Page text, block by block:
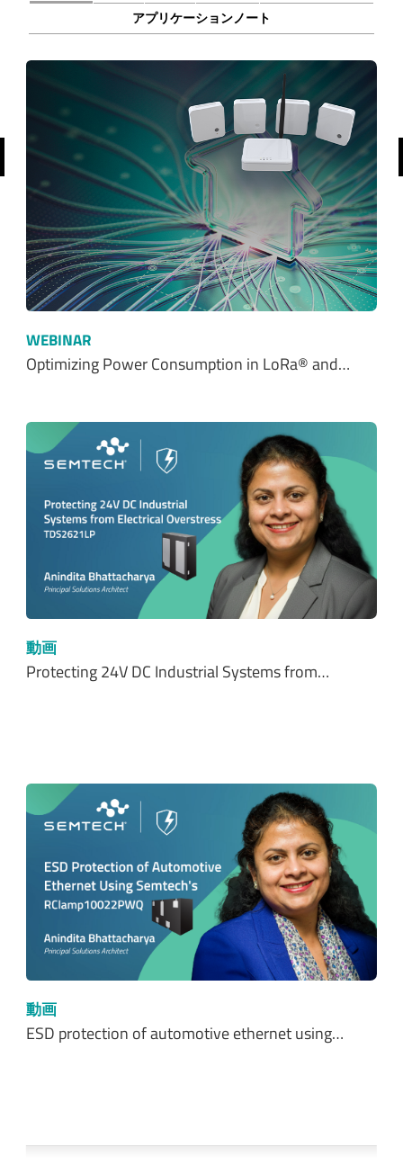
アプリケーションノート
WEBINAR
Optimizing Power Consumption in LoRa® and…
動画
Protecting 24V DC Industrial Systems from…
動画
ESD protection of automotive ethernet using…